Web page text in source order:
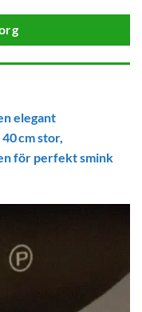
elegant
cm stor,
för perfekt smink